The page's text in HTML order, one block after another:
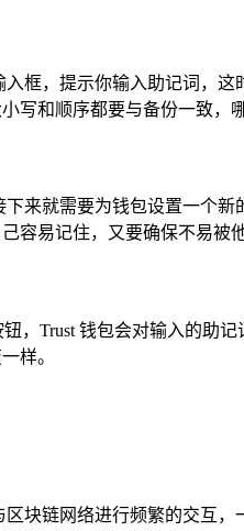
框，提示你输入助记词，
写和顺序都要与备份一致，
来就需要为钱包设置一个
容易记住，又要确保不易被
，Trust 钱包会对输入的助
样。
块链网络进行频繁的交互